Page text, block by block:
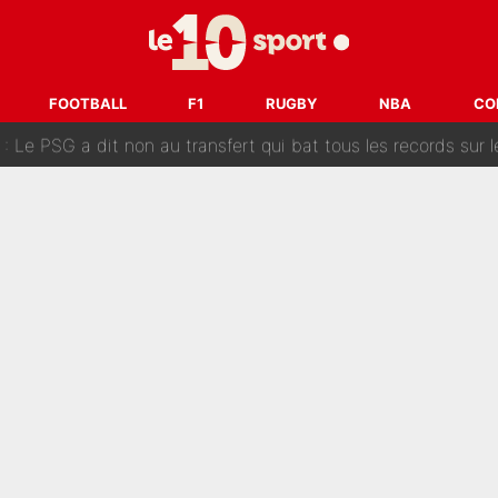
FOOTBALL F1 RUGBY NBA
et va entrer dans une nouvelle dimension :
fait une offre pour recruter un ancien joueur du
: Le PSG a dit non au transfert qui bat tous les records sur